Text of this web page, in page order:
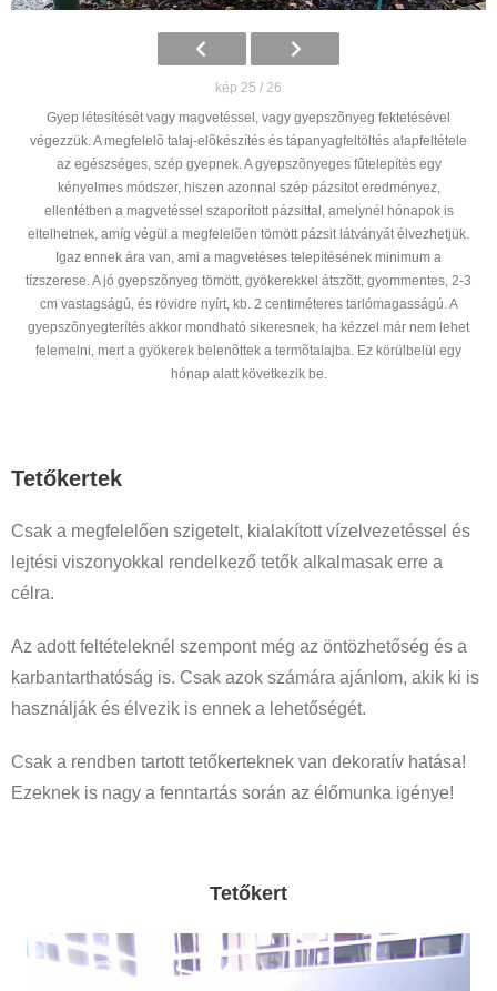
kép 25 / 26
Gyep létesítését vagy magvetéssel, vagy gyepszõnyeg fektetésével
végezzük. A megfelelõ talaj-elõkészítés és tápanyagfeltöltés alapfeltétele
az egészséges, szép gyepnek. A gyepszõnyeges fûtelepítés egy
kényelmes módszer, hiszen azonnal szép pázsitot eredményez,
ellentétben a magvetéssel szaporított pázsittal, amelynél hónapok is
eltelhetnek, amíg végül a megfelelõen tömött pázsit látványát élvezhetjük.
Igaz ennek ára van, ami a magvetéses telepítésének minimum a
tízszerese. A jó gyepszõnyeg tömött, gyökerekkel átszõtt, gyommentes, 2-3
cm vastagságú, és rövidre nyírt, kb. 2 centiméteres tarlómagasságú. A
gyepszõnyegterítés akkor mondható sikeresnek, ha kézzel már nem lehet
felemelni, mert a gyökerek belenõttek a termõtalajba. Ez körülbelül egy
hónap alatt következik be.
Tetőkertek
Csak a megfelelően szigetelt, kialakított vízelvezetéssel és
lejtési viszonyokkal rendelkező tetők alkalmasak erre a
célra.
Az adott feltételeknél szempont még az öntözhetőség és a
karbantarthatóság is. Csak azok számára ajánlom, akik ki is
használják és élvezik is ennek a lehetőségét.
Csak a rendben tartott tetőkerteknek van dekoratív hatása!
Ezeknek is nagy a fenntartás során az élőmunka igénye!
Tetőkert